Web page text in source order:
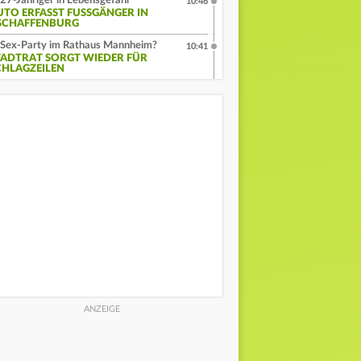
ERFASST FUSSGÄNGER IN A
Sex-Party im Rathaus Mannheim?
SORGT WIEDER FÜR
10:41